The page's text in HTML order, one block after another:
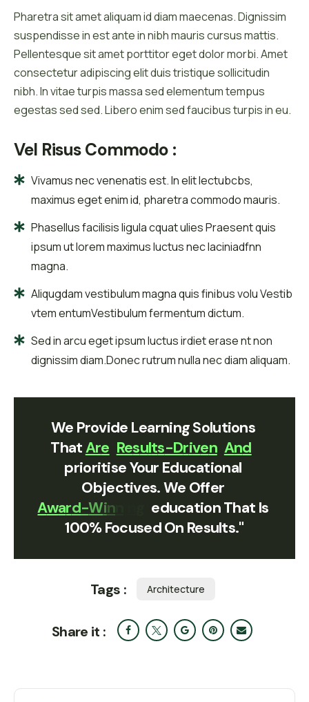
Pharetra sit amet aliquam id diam maecenas. Dignissim
suspendisse in est ante in nibh mauris cursus mattis.
Pellentesque sit amet porttitor eget dolor morbi. Amet
consectetur adipiscing elit duis tristique sollicitudin
nibh. In vitae turpis massa sed elementum tempus
egestas sed sed. Libero enim sed faucibus turpis in eu.
Vel Risus Commodo :
Vivamus nec venenatis est. In elit lectubcbs,
maximus eget enim id, pharetra commodo mauris.
Phasellus facilisis ligula cquat ulies Praesent quis
ipsum ut lorem maximus luctus nec laciniadfnn
magna.
Aliqugdam vestibulum magna quis finibus volu Vestib
vtem entumVestibulum fermentum dictum.
Sed in arcu eget ipsum luctus irdiet erase nt non
dignissim diam.Donec rutrum nulla nec diam aliquam.
We Provide Learning Solutions
That ARE RESULTS-DRIVEN AND
Prioritise Your Educational
Objectives. We Offer
AWARD-WIN
Education That Is
100% Focused On Results."
Tags : Architecture
Share it :